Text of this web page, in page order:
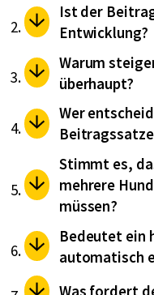
Ist der
Entwicklung?
Warum
überhaupt?
Wer
Stimmt es,
mehrere
müssen?
Bedeutet ein
automatisch
Was fordert